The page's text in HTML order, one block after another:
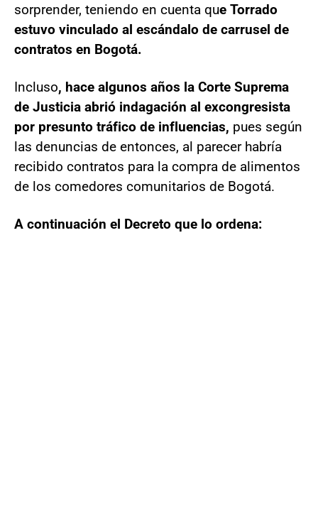
sorprender, teniendo en cuenta que Torrado
estuvo vinculado al escándalo de carrusel de
contratos en Bogotá.
Incluso, hace algunos años la Corte Suprema
de Justicia abrió indagación al excongresista
por presunto tráfico de influencias, pues según
las denuncias de entonces, al parecer habría
recibido contratos para la compra de alimentos
de los comedores comunitarios de Bogotá.
A continuación el Decreto que lo ordena: